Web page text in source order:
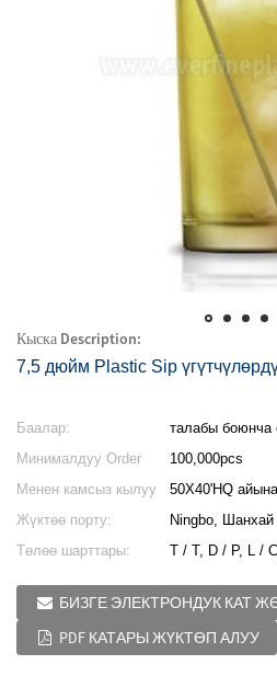
Кыска Description:
7,5 дюйм Plastic Sip
Баалар:
талабы боюнча
Минималдуу Order
саны:
100,000pcs
Менен камсыз кылуу
мүмкүнчүлүгү:
50X40'HQ айына
Жүктөө порту:
Ningbo, Шанхай
Төлөө шарттары:
T / T, D / P, L /
БИЗГЕ ЭЛЕКТРОНДУК КАТ
PDF КАТАРЫ ЖҮКТӨП АЛУУ